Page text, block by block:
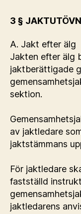
3 §
A. Jakt efter älg
Jakten efter älg
jaktberättigade
sektion.
av jaktledare
jaktstämmans
För jaktledare
fastställd
jaktledarens